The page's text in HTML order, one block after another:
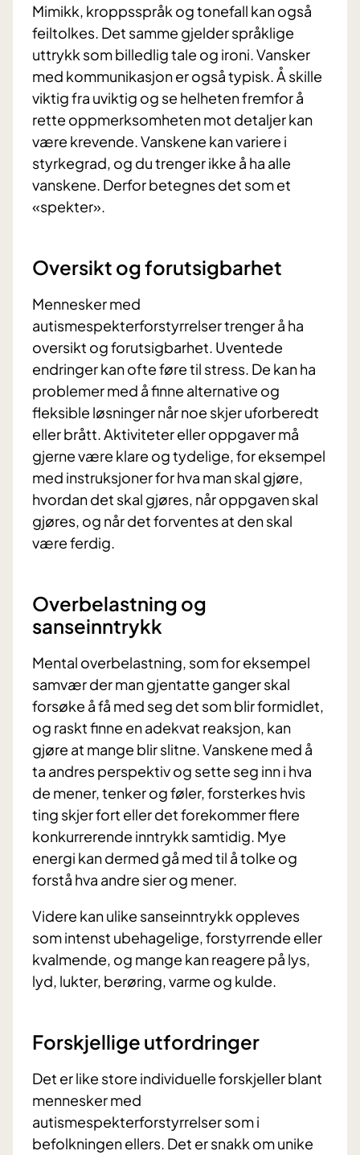
Mimikk, kroppsspråk og tonefall kan også
feiltolkes. Det samme gjelder språklige
uttrykk som billedlig tale og ironi. Vansker
med kommunikasjon er også typisk. Å skille
viktig fra uviktig og se helheten fremfor å
rette oppmerksomheten mot detaljer kan
være krevende. Vanskene kan variere i
styrkegrad, og du trenger ikke å ha alle
vanskene. Derfor betegnes det som et
«spekter».
Oversikt og forutsigbarhet
Mennesker med
autismespekterforstyrrelser trenger å ha
oversikt og forutsigbarhet. Uventede
endringer kan ofte føre til stress. De kan ha
problemer med å finne alternative og
fleksible løsninger når noe skjer uforberedt
eller brått. Aktiviteter eller oppgaver må
gjerne være klare og tydelige, for eksempel
med instruksjoner for hva man skal gjøre,
hvordan det skal gjøres, når oppgaven skal
gjøres, og når det forventes at den skal
være ferdig.
Overbelastning og
sanseinntrykk
Mental overbelastning, som for eksempel
samvær der man gjentatte ganger skal
forsøke å få med seg det som blir formidlet,
og raskt finne en adekvat reaksjon, kan
gjøre at mange blir slitne. Vanskene med å
ta andres perspektiv og sette seg inn i hva
de mener, tenker og føler, forsterkes hvis
ting skjer fort eller det forekommer flere
konkurrerende inntrykk samtidig. Mye
energi kan dermed gå med til å tolke og
forstå hva andre sier og mener.
Videre kan ulike sanseinntrykk oppleves
som intenst ubehagelige, forstyrrende eller
kvalmende, og mange kan reagere på lys,
lyd, lukter, berøring, varme og kulde.
Forskjellige utfordringer
Det er like store individuelle forskjeller blant
mennesker med
autismespekterforstyrrelser som i
befolkningen ellers. Det er snakk om unike